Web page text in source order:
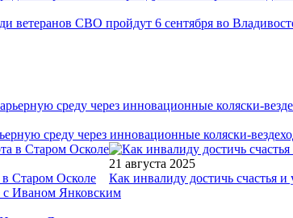
ветеранов СВО пройдут 6 сентября во
среду через инновационные коляски-
Старом Осколе
21 августа 2025
Как инвалиду достичь счастья